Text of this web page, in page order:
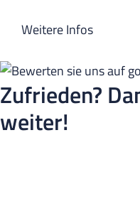
Weitere Infos
Zufrieden?
weiter!